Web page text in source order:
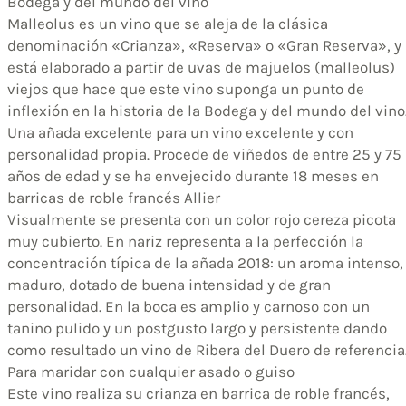
Malleolus es un vino que se aleja de la clásica
denominación «Crianza», «Reserva» o «Gran Reserva», y
está elaborado a partir de uvas de majuelos (malleolus)
viejos que hace que este vino suponga un punto de
inflexión en la historia de la Bodega y del mundo del
Una añada excelente para un vino excelente y con
personalidad propia. Procede de viñedos de entre 25 y 75
años de edad y se ha envejecido durante 18 meses en
barricas de roble francés Allier
Visualmente se presenta con un color rojo cereza picota
muy cubierto. En nariz representa a la perfección la
concentración típica de la añada 2018: un aroma intenso,
maduro, dotado de buena intensidad y de gran
personalidad. En la boca es amplio y carnoso con un
tanino pulido y un postgusto largo y persistente dando
como resultado un vino de Ribera del Duero de
Para maridar con cualquier asado o guiso
Este vino realiza su crianza en barrica de roble francés,